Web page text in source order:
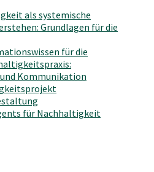
als systemische
Grundlagen für die
für die
Kommunikation
für Nachhaltigkeit